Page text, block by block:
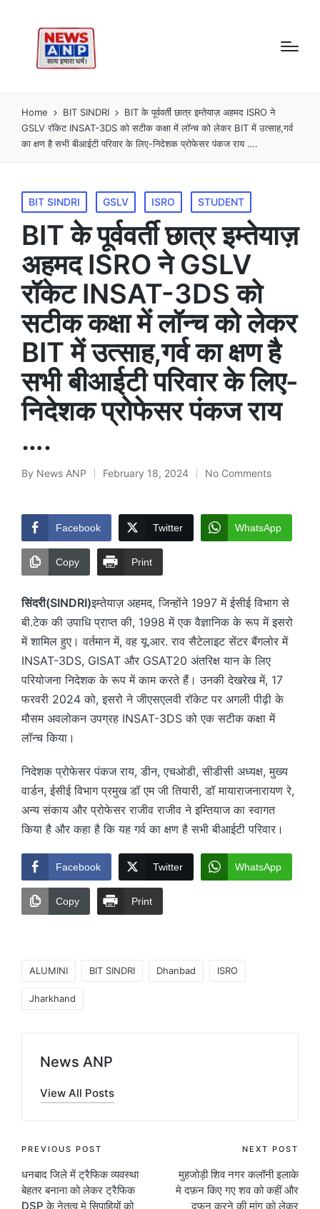
Home BIT SINDRI
BIT के पूर्ववर्ती छात्र इम्तेयाज़ अहमद ISRO ने
GSLV रॉकेट INSAT-3DS को सटीक कक्षा में लॉन्च को लेकर BIT में उत्साह,गर्व
का क्षण है सभी बीआईटी परिवार के लिए-निदेशक प्रोफेसर पंकज राय ….
Posted
in
BIT SINDRI GSLV ISRO STUDENT
BIT के पूर्ववर्ती छात्र इम्तेयाज़
अहमद ISRO ने GSLV
रॉकेट INSAT-3DS को
सटीक कक्षा में लॉन्च को लेकर
BIT में उत्साह,गर्व का क्षण है
सभी बीआईटी परिवार के लिए-
निदेशक प्रोफेसर पंकज राय
….
Posted
By News ANP February 18, 2024 No Comments
Facebook Twitter WhatsApp
Copy Print
सिंदरी(SINDRI)इम्तेयाज़ अहमद, जिन्होंने 1997 में ईसीई विभाग से
बी.टेक की उपाधि प्राप्त की, 1998 में एक वैज्ञानिक के रूप में इसरो
में शामिल हुए। वर्तमान में, वह यू.आर. राव सैटेलाइट सेंटर बैंगलोर में
INSAT-3DS, GISAT और GSAT20 अंतरिक्ष यान के लिए
परियोजना निदेशक के रूप में काम करते हैं। उनकी देखरेख में, 17
फरवरी 2024 को, इसरो ने जीएसएलवी रॉकेट पर अगली पीढ़ी के
मौसम अवलोकन उपग्रह INSAT-3DS को एक सटीक कक्षा में
लॉन्च किया।
निदेशक प्रोफेसर पंकज राय, डीन, एचओडी, सीडीसी अध्यक्ष, मुख्य
वार्डन, ईसीई विभाग प्रमुख डॉ एम जी तियारी, डॉ मायाराजनारायण रे,
अन्य संकाय और प्रोफेसर राजीव राजीव ने इम्तियाज का स्वागत
किया है और कहा है कि यह गर्व का क्षण है सभी बीआईटी परिवार।
Facebook Twitter WhatsApp
Copy Print
ALUMINI BIT SINDRI Dhanbad ISRO
Jharkhand
News ANP
View All Posts
Post
navigation
PREVIOUS POST
धनबाद जिले में ट्रैफिक व्यवस्था
बेहतर बनाना को लेकर ट्रैफिक
DSP के नेतृत्व मे सिपाहियों को
NEXT POST
मुहजोड़ी शिव नगर कलॉनी इलाके
मे दफ़न किए गए शव को कहीं और
दफ़न करने की मांग को लेकर